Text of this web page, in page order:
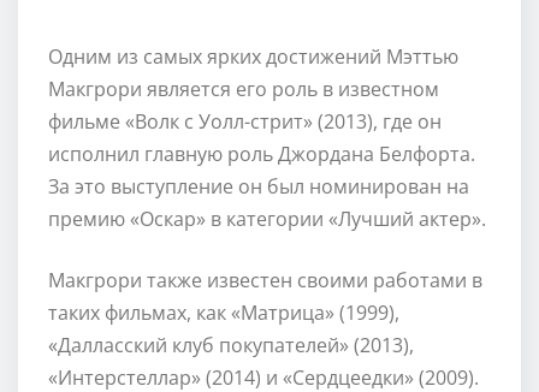
Одним из самых ярких достижений Мэттью
Макгрори является его роль в известном
фильме «Волк с Уолл-стрит» (2013), где он
исполнил главную роль Джордана Белфорта.
За это выступление он был номинирован на
премию «Оскар» в категории «Лучший актер».
Макгрори также известен своими работами в
таких фильмах, как «Матрица» (1999),
«Далласский клуб покупателей» (2013),
«Интерстеллар» (2014) и «Сердцеедки» (2009).